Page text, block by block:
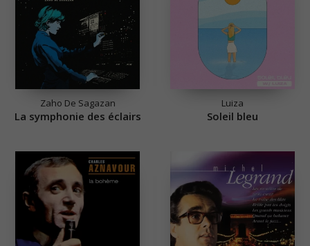
Zaho De Sagazan
La symphonie des éclairs
Luiza
Soleil bleu